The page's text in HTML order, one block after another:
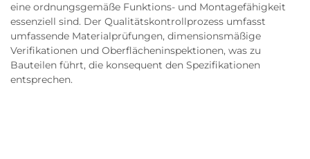
eine ordnungsgemäße Funktions- und Montagefähigkeit
essenziell sind. Der Qualitätskontrollprozess umfasst
umfassende Materialprüfungen, dimensionsmäßige
Verifikationen und Oberflächeninspektionen, was zu
Bauteilen führt, die konsequent den Spezifikationen
entsprechen.